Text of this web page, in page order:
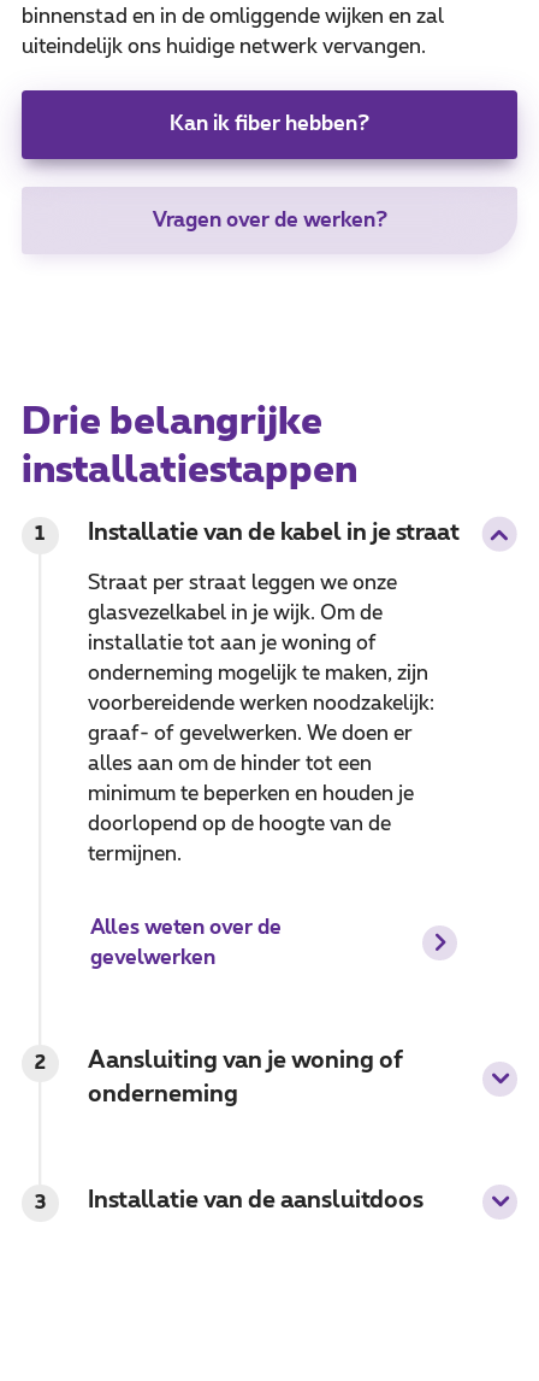
binnenstad en in de omliggende wijken en zal
uiteindelijk ons huidige netwerk vervangen.
Kan ik fiber hebben?
Vragen over de werken?
Drie belangrijke
installatiestappen
1 Installatie van de kabel in je straat
Straat per straat leggen we onze
glasvezelkabel in je wijk. Om de
installatie tot aan je woning of
onderneming mogelijk te maken, zijn
voorbereidende werken noodzakelijk:
graaf- of gevelwerken. We doen er
alles aan om de hinder tot een
minimum te beperken en houden je
doorlopend op de hoogte van de
termijnen.
Alles weten over de
gevelwerken
2
Aansluiting van je woning of
onderneming
3 Installatie van de aansluitdoos